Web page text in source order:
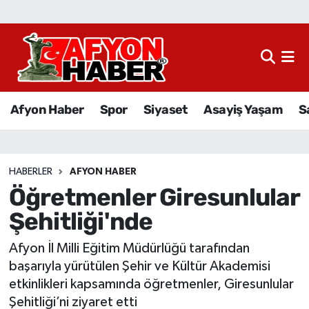
Afyon Haber Spor Siyaset Asayiş Yaşam
HABERLER AFYON HABER
Öğretmenler Giresunlular
Şehitliği'nde
Afyon İl Milli Eğitim Müdürlüğü tarafından
başarıyla yürütülen Şehir ve Kültür Akademisi
etkinlikleri kapsamında öğretmenler, Giresunlular
Şehitliği’ni ziyaret etti
Afyon Haber
Sağlık
Eğitim
Sivil Toplum
Ekonomi